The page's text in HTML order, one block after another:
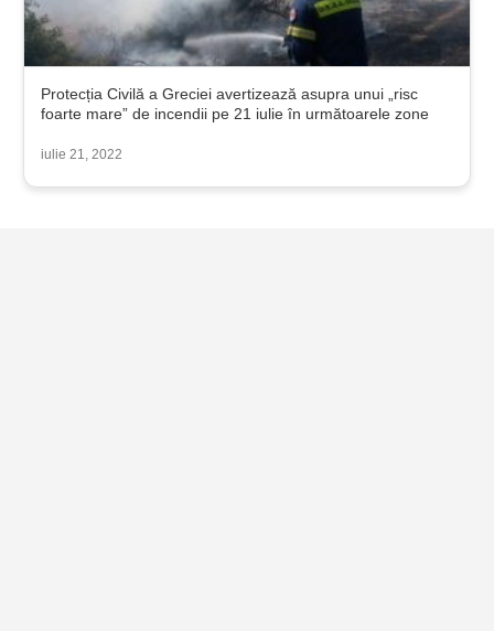
Protecția Civilă a Greciei avertizează asupra unui „risc
foarte mare” de incendii pe 21 iulie în următoarele zone
iulie 21, 2022